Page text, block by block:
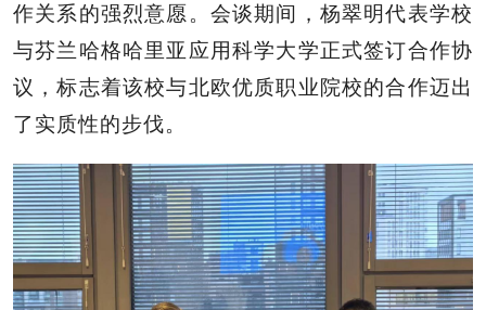
作关系的强烈意愿。会谈期间，杨翠明代表学校
与芬兰哈格哈里亚应用科学大学正式签订合作协
议，标志着该校与北欧优质职业院校的合作迈出
了实质性的步伐。